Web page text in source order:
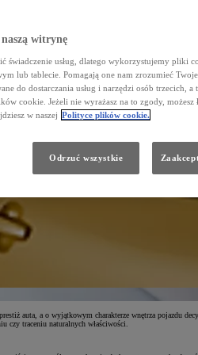
auta, a o wyjątkowym charakterze wnętrza pojazdu
czy traceniu naturalnych właściwości.
witrynę
świadczenie usług, dlatego wykorzystujemy pliki
lub tablecie. Pomagają one nam zrozumieć
do dostarczania usług i narzędzi osób trzecich, a
cookie. Jeżeli nie wyrażasz na to zgody, możesz
w naszej Polityce plików cookie.
Odrzuć wszystkie